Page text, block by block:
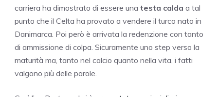
carriera ha dimostrato di essere una testa calda a tal
punto che il Celta ha provato a vendere il turco nato in
Danimarca. Poi però è arrivata la redenzione con tanto
di ammissione di colpa. Sicuramente uno step verso la
maturità ma, tanto nel calcio quanto nella vita, i fatti
valgono più delle parole.